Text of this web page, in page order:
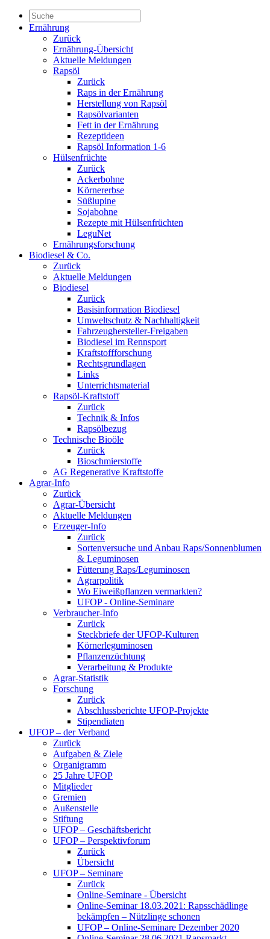
Ernährung
Zurück
Ernährung-Übersicht
Aktuelle Meldungen
Rapsöl
Zurück
Raps in der Ernährung
Herstellung von Rapsöl
Rapsölvarianten
Fett in der Ernährung
Rezeptideen
Rapsöl Information 1-6
Hülsenfrüchte
Zurück
Ackerbohne
Körnererbse
Süßlupine
Sojabohne
Rezepte mit Hülsenfrüchten
LeguNet
Ernährungsforschung
Biodiesel & Co.
Zurück
Aktuelle Meldungen
Biodiesel
Zurück
Basisinformation Biodiesel
Umweltschutz & Nachhaltigkeit
Fahrzeughersteller-Freigaben
Biodiesel im Rennsport
Kraftstoffforschung
Rechtsgrundlagen
Links
Unterrichtsmaterial
Rapsöl-Kraftstoff
Zurück
Technik & Infos
Rapsölbezug
Technische Bioöle
Zurück
Bioschmierstoffe
AG Regenerative Kraftstoffe
Agrar-Info
Zurück
Agrar-Übersicht
Aktuelle Meldungen
Erzeuger-Info
Zurück
Sortenversuche und Anbau Raps/Sonnenblumen
& Leguminosen
Fütterung Raps/Leguminosen
Agrarpolitik
Wo Eiweißpflanzen vermarkten?
UFOP - Online-Seminare
Verbraucher-Info
Zurück
Steckbriefe der UFOP-Kulturen
Körnerleguminosen
Pflanzenzüchtung
Verarbeitung & Produkte
Agrar-Statistik
Forschung
Zurück
Abschlussberichte UFOP-Projekte
Stipendiaten
UFOP – der Verband
Zurück
Aufgaben & Ziele
Organigramm
25 Jahre UFOP
Mitglieder
Gremien
Außenstelle
Stiftung
UFOP – Geschäftsbericht
UFOP – Perspektivforum
Zurück
Übersicht
UFOP – Seminare
Zurück
Online-Seminare - Übersicht
Online-Seminar 18.03.2021: Rapsschädlinge
bekämpfen – Nützlinge schonen
UFOP – Online-Seminare Dezember 2020